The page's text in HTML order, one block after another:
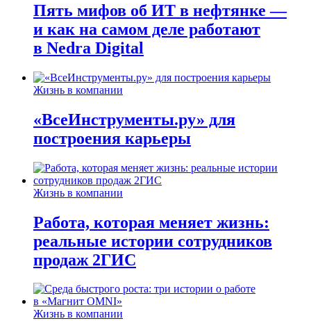
Пять мифов об ИТ в нефтянке —
и как на самом деле работают
в Nedra Digital
Жизнь в компании
«ВсеИнструменты.ру» для
построения карьеры
Жизнь в компании
Работа, которая меняет жизнь:
реальные истории сотрудников
продаж 2ГИС
Жизнь в компании